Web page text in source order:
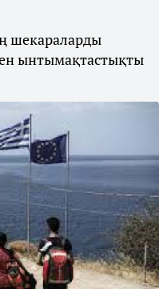
шекараларды
ынтымақтастықты